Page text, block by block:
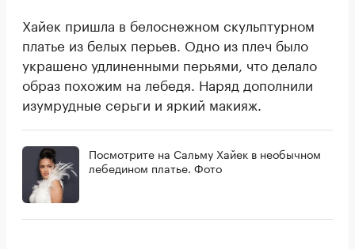
Хайек пришла в белоснежном скульптурном
платье из белых перьев. Одно из плеч было
украшено удлиненными перьями, что делало
образ похожим на лебедя. Наряд дополнили
изумрудные серьги и яркий макияж.
Посмотрите на Сальму Хайек в необычном
лебедином платье. Фото